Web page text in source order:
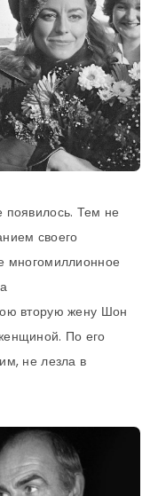
появилось. Тем не
своего
многомиллионное
вторую жену Шон
По его
не лезла в